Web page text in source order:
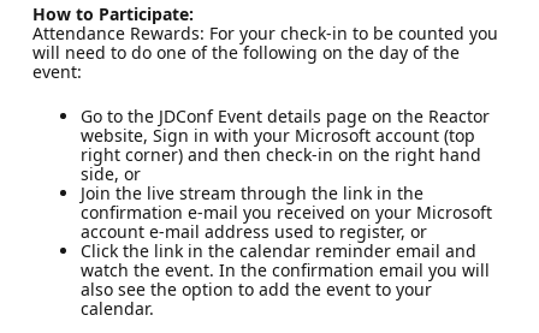
How to Participate:
Attendance Rewards: For your check-in to be counted you
will need to do one of the following on the day of the
event:
Go to the JDConf Event details page on the Reactor
website, Sign in with your Microsoft account (top
right corner) and then check-in on the right hand
side, or
Join the live stream through the link in the
confirmation e-mail you received on your Microsoft
account e-mail address used to register, or
Click the link in the calendar reminder email and
watch the event. In the confirmation email you will
also see the option to add the event to your
calendar.